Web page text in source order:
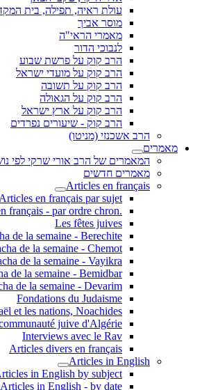
עולת ראיה, תפילה, בית
מוסר אביך
מאמרי הראי"ה
לנבוכי הדור
הרב קוק על פרשת שבוע
הרב קוק על מועדי ישראל
הרב קוק על תשובה
הרב קוק על הגאולה
הרב קוק על ארץ ישראל
הרב קוק - שיעורים נפרדים
הרב אשכנזי (מניטו)
מאמרים
המאמרים של הרב אורי שרקי לפי
מאמרים חדשים
Articles en français
Articles en français par sujet
.Articles en français - par ordre chron
Les fêtes juives
de la semaine - Berechite
de la semaine - Chemot
de la semaine - Vayikra
de la semaine - Bemidbar
de la semaine - Devarim
Fondations du Judaisme
et les nations, Noachides
juive d'Algérie
Interviews avec le Rav
Articles divers en français
Articles in English
in English by subject
Articles in English - by date